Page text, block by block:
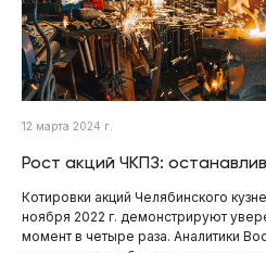
12 марта 2024 г.
Рост акций ЧКПЗ:
Котировки акций Челябинского
ноября 2022 г. демонстрируют
момент в четыре раза. Аналитики